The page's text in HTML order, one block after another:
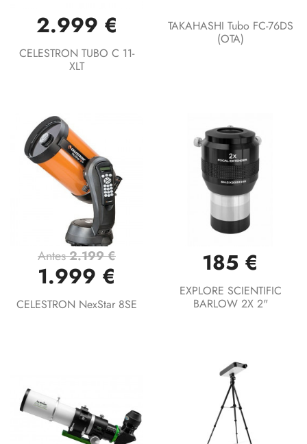
2.999 €
CELESTRON TUBO C 11-
XLT
TAKAHASHI Tubo FC-76DS
(OTA)
Antes2.199 €
1.999 €
CELESTRON NexStar 8SE
185 €
EXPLORE SCIENTIFIC
BARLOW 2X 2"